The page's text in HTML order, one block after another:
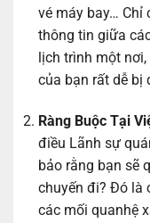
vé máy bay… Chỉ
thông tin giữa
lịch trình một
của bạn rất dễ bị
Ràng Buộc Tại
điều Lãnh sự
bảo rằng bạn sẽ
chuyến đi? Đó là
các mối quanhệ